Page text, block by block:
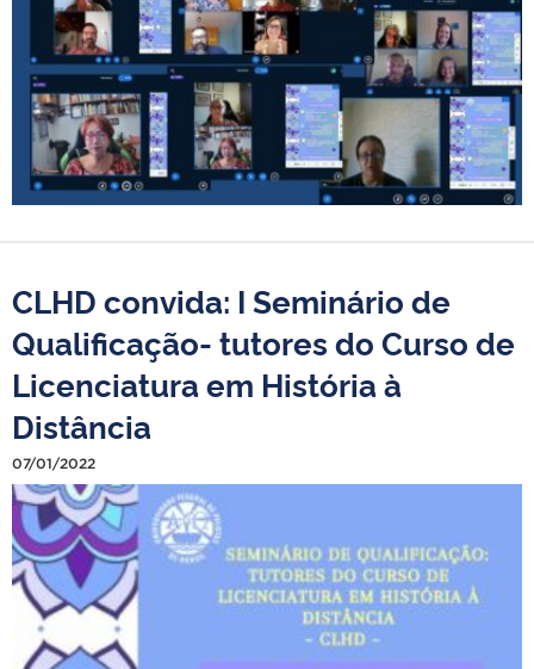
CLHD convida: I Seminário de
Qualificação- tutores do Curso de
Licenciatura em História à
Distância
07/01/2022